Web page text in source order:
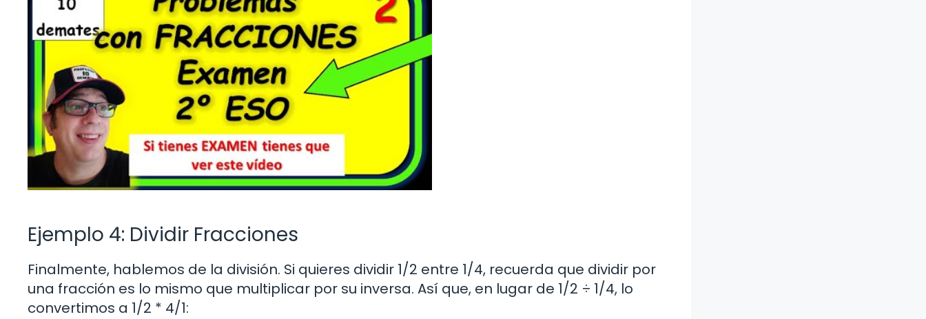
Ejemplo 4: Dividir Fracciones
Finalmente, hablemos de la división. Si quieres dividir 1/2 entre 1/4, recuerda que dividir por
una fracción es lo mismo que multiplicar por su inversa. Así que, en lugar de 1/2 ÷ 1/4, lo
convertimos a 1/2 * 4/1: